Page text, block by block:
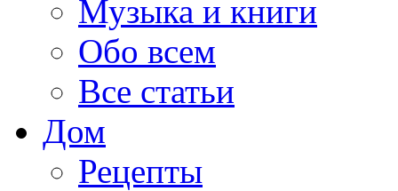
Музыка и книги
Обо всем
Все статьи
Дом
Рецепты